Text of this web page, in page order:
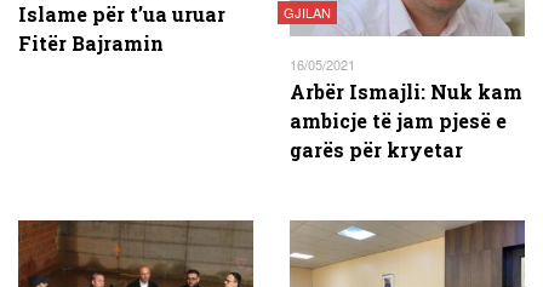
Islame për t’ua uruar
Fitër Bajramin
GJILAN
16/05/2021
Arbër Ismajli: Nuk kam
ambicje të jam pjesë e
garës për kryetar